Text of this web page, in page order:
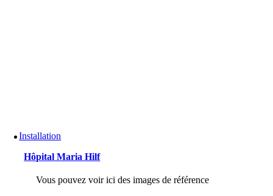
Installation
Hôpital Maria Hilf
Vous pouvez voir ici des images de référence